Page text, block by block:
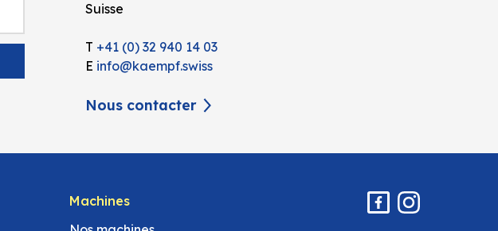
Suisse
T +41 (0) 32 940 14 03
E info@kaempf.swiss
Nous contacter
Machines